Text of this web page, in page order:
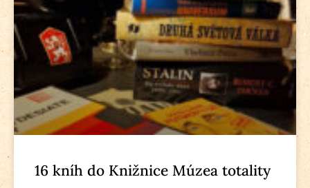
16 kníh do Knižnice Múzea totality